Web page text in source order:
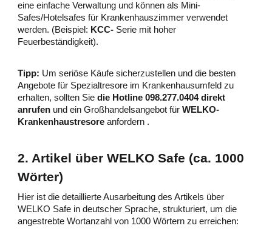
eine einfache Verwaltung und können als Mini-
Safes/Hotelsafes für Krankenhauszimmer verwendet
werden. (Beispiel: KCC- Serie mit hoher
Feuerbeständigkeit).
Tipp: Um seriöse Käufe sicherzustellen und die besten
Angebote für Spezialtresore im Krankenhausumfeld zu
erhalten, sollten Siedie Hotline 098.277.0404 direkt
anrufen und ein Großhandelsangebot fürWELKO-
Krankenhaustresore anfordern .
2. Artikel über WELKO Safe (ca. 1000
Wörter)
Hier ist die detaillierte Ausarbeitung des Artikels über
WELKO Safe in deutscher Sprache, strukturiert, um die
angestrebte Wortanzahl von 1000 Wörtern zu erreichen: